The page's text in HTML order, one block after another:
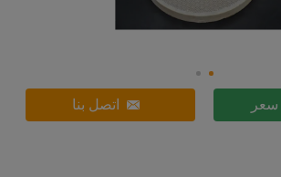
سعر اتصل بنا